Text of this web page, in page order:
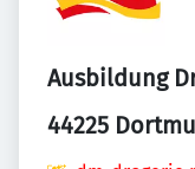
Ausbildung
44225